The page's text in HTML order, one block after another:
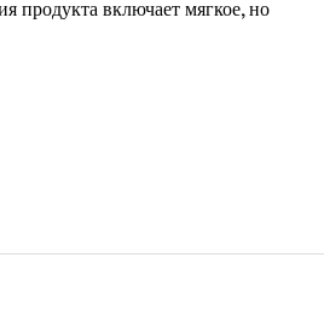
продукта включает мягкое, но